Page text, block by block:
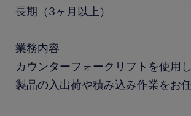
長期（3ヶ月以上）
業務内容
カウンターフォークリフトを使用し
製品の入出荷や積み込み作業をお任